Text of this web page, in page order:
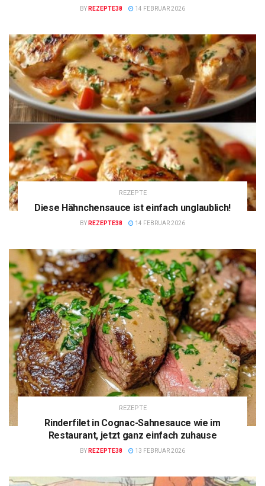
BY REZEPTE38 14 FEBRUAR 2026
REZEPTE
Diese Hähnchensauce ist einfach unglaublich!
BY REZEPTE38 14 FEBRUAR 2026
REZEPTE
Rinderfilet in Cognac-Sahnesauce wie im
Restaurant, jetzt ganz einfach zuhause
BY REZEPTE38 13 FEBRUAR 2026